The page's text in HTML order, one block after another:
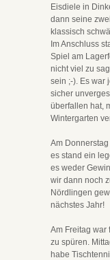
Eisdiele in
dann seine
klassisch
Im Anschluss
Spiel am
nicht viel zu
sein ;-). Es war
sicher
überfallen hat,
Wintergarten
Am
es stand ein
es weder
wir dann noch
Nördlingen
nächstes Jahr!
Am Freitag war
zu spüren.
habe